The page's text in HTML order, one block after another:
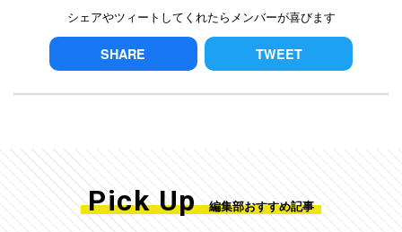
シェアやツィートしてくれたらメンバーが喜びます
SHARE TWEET
Pick Up 編集部おすすめ記事